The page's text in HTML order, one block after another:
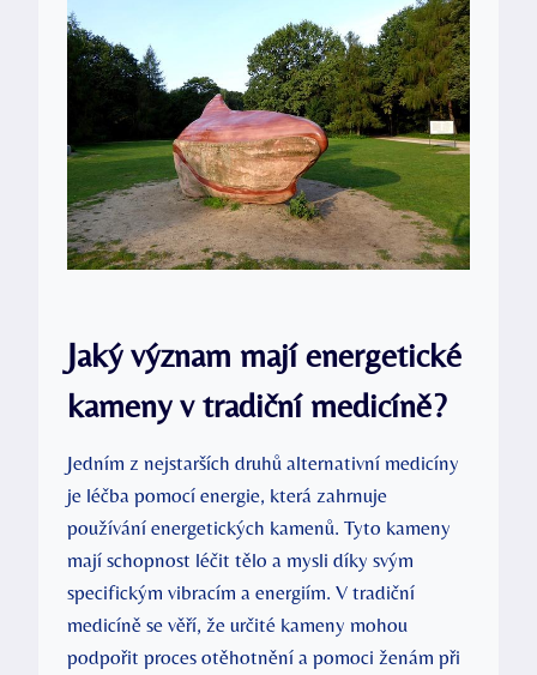
Jaký význam mají energetické
kameny v tradiční medicíně?
Jedním z nejstarších druhů alternativní medicíny
je léčba pomocí energie, která zahrnuje
používání energetických kamenů. Tyto kameny
mají schopnost léčit tělo a mysli díky svým
specifickým vibracím a energiím. V tradiční
medicíně se věří, že určité kameny mohou
podpořit proces otěhotnění a pomoci ženám při